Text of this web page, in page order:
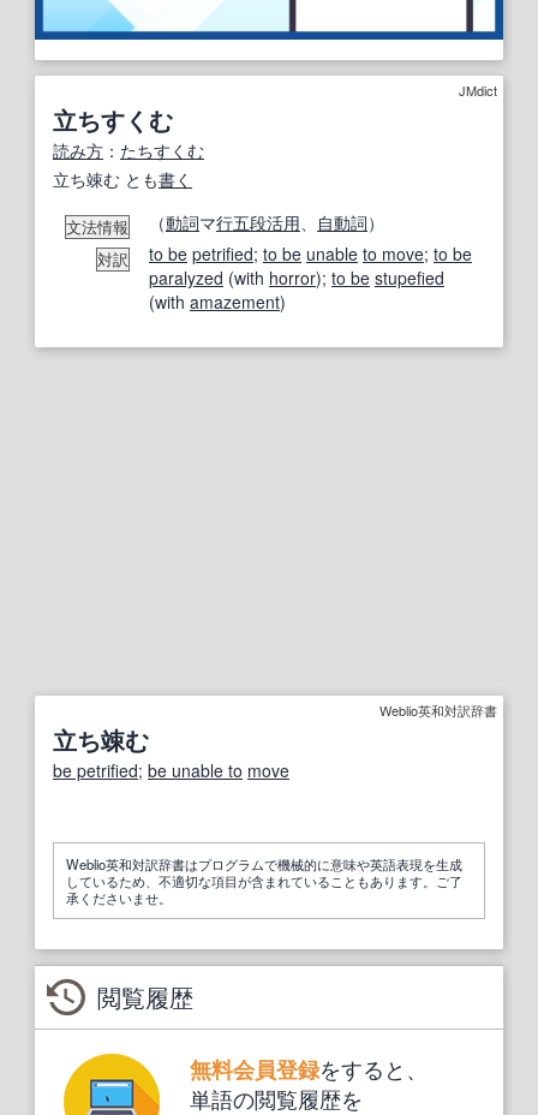
JMdict
立ちすくむ
読み方 ： たちすくむ
立ち竦む とも書く
文法情報 （動詞マ行五段活用 自動詞）
対訳 to be petrified; to be unable to move; to be
paralyzed (with horror); to be stupefied
(with amazement)
Weblio英和対訳辞書
立ち竦む
be petrified; be unable to move
Weblio英和対訳辞書はプログラムで機械的に意味や英語表現を生成
しているため、不適切な項目が含まれていることもあります。ご了
承くださいませ。
閲覧履歴
無料会員登録をすると、
単語の閲覧履歴を